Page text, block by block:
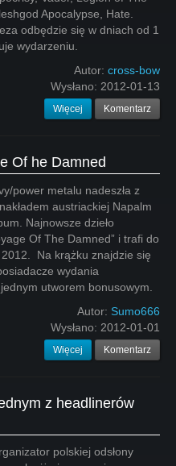
Apocalypse, Hate.
odbędzie się w dniach od 1
wydarzeniu.
Autor: cross-bow
Wysłano: 2012-01-13
Więcej Komentarz
Of he Damned
power metalu nadeszła z
austriackiej Napalm
Najnowsze dzieło
Of The Damned” i trafi do
Na krążku znajdzie się
wydania
utworem bonusowym.
Autor: Sumo666
Wysłano: 2012-01-01
Więcej Komentarz
z headlinerów
polskiej odsłony